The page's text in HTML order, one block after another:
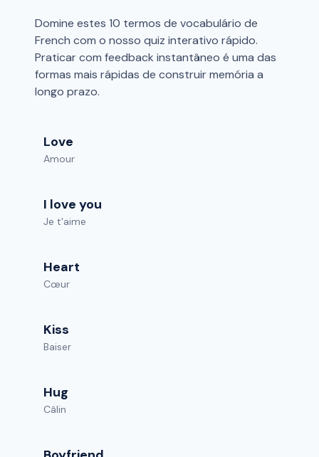
Domine estes 10 termos de vocabulário de
French com o nosso quiz interativo rápido.
Praticar com feedback instantâneo é uma das
formas mais rápidas de construir memória a
longo prazo.
Love
Amour
I love you
Je t'aime
Heart
Cœur
Kiss
Baiser
Hug
Câlin